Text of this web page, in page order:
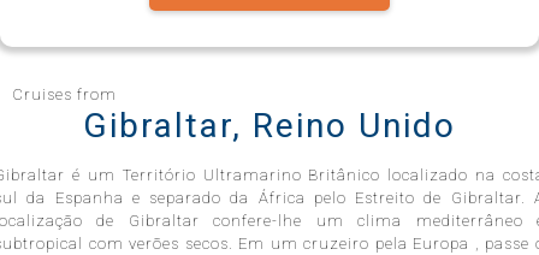
Infinity®
Millennium®
Cruises from
Gibraltar, Reino Unido
é um Território Ultramarino Britânico localizado na
da Espanha e separado da África pelo Estreito de Gibraltar.
de Gibraltar confere-lhe um clima mediterrâneo
com verões secos. Em umcruzeiro pela Europa , passe